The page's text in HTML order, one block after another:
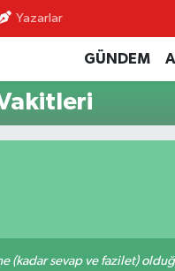
Yazarlar
GÜNDEM
(kadar sevap ve fazilet)